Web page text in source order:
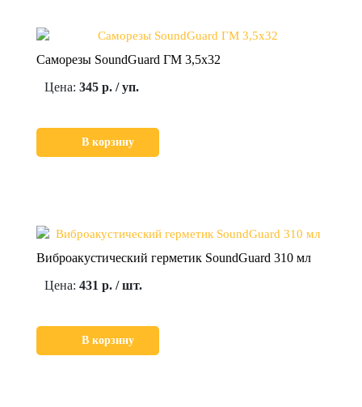
Саморезы SoundGuard ГМ 3,5х32
Цена: 345 р. / уп.
В корзину
Виброакустический герметик SoundGuard 310 мл
Цена: 431 р. / шт.
В корзину